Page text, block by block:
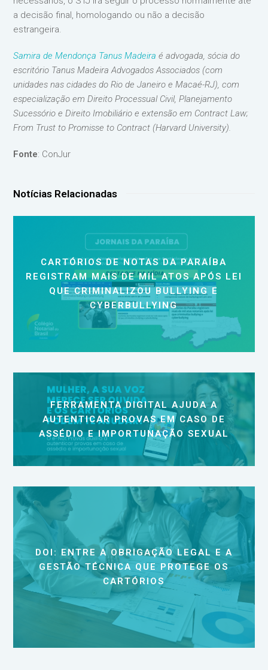
a decisão final, homologando ou não a decisão
estrangeira.
Samira de Mendonça Tanus Madeira é advogada, sócia do
escritório Tanus Madeira Advogados Associados (com
unidades nas cidades do Rio de Janeiro e Macaé-RJ), com
especialização em Direito Processual Civil, Planejamento
Sucessório e Direito Imobiliário e extensão em Contract Law;
From Trust to Promisse to Contract (Harvard University).
Fonte: ConJur
Notícias Relacionadas
CARTÓRIOS DE NOTAS DA PARAÍBA
REGISTRAM MAIS DE MIL ATOS APÓS LEI
QUE CRIMINALIZOU BULLYING E
CYBERBULLYING
FERRAMENTA DIGITAL AJUDA A
AUTENTICAR PROVAS EM CASO DE
ASSÉDIO E IMPORTUNAÇÃO SEXUAL
DOI: ENTRE A OBRIGAÇÃO LEGAL E A
GESTÃO TÉCNICA QUE PROTEGE OS
CARTÓRIOS